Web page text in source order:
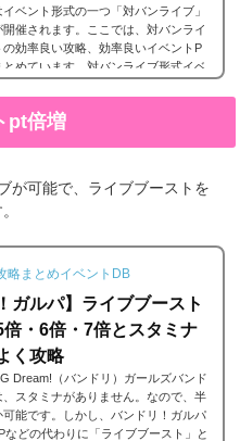
ベント形式の一つ「対バンライブ」
催されます。ここでは、対バンライ
効率良い攻略、効率良いイベントP
めています。対バンライブ形式イベ
い数値のバンドリーマーの方とマッチ
pt倍増
が可能で、ライブブーストを
略まとめイベントDB
ガルパ】ライブブースト
倍・6倍・7倍とスタミナ
く攻略
Dream!（バンドリ）ガールズバンド
、スタミナがありません。なので、半
能です。しかし、バンドリ！ガルパ
などの代わりに「ライブブースト」と